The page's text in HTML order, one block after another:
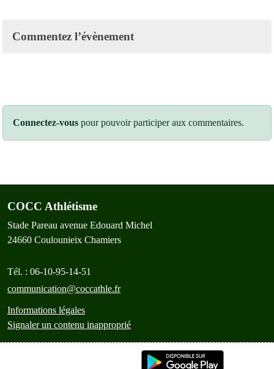
Commentez l’évènement
Connectez-vous pour pouvoir participer aux commentaires.
COCC Athlétisme
Stade Pareau avenue Edouard Michel
24660 Coulounieix Chamiers
Tél. : 06-10-95-14-51
communication@coccathle.fr
Informations légales
Signaler un contenu inapproprié